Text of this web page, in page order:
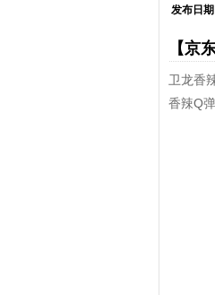
发布日期
【京
卫龙香
香辣Q